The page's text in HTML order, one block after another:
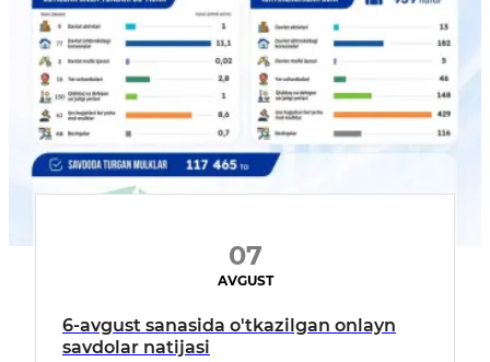
07
AVGUST
6-avgust sanasida o'tkazilgan onlayn
savdolar natijasi